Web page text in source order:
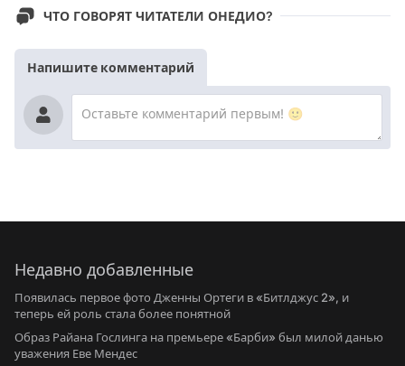
ЧТО ГОВОРЯТ ЧИТАТЕЛИ ОНЕДИО?
Напишите комментарий
Недавно добавленные
Появилась первое фото Дженны Ортеги в «Битлджус 2», и
теперь ей роль стала более понятной
Образ Райана Гослинга на премьере «Барби» был милой данью
уважения Еве Мендес